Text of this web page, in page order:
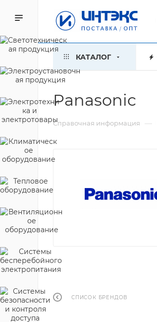
КАТАЛОГ
Panasonic
Справочная информация —
СПИСОК БРЕНДОВ